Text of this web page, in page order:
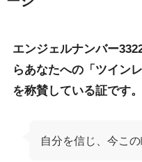
エンジェルナンバー
らあなたへの「ツイン
を称賛している証です。
自分を信じ、今こ